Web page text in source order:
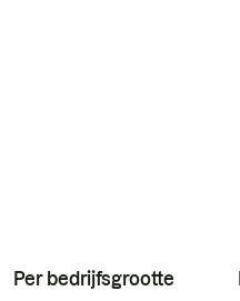
Per bedrijfsgrootte